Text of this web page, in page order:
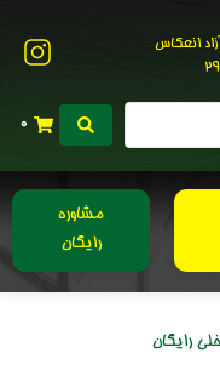
انعکاس
0
مشاوره
رایگان
رایگان